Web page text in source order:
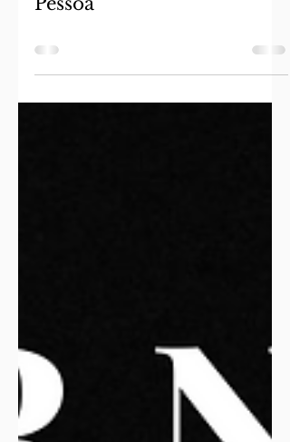
Edição Física Fernando
Pessoa